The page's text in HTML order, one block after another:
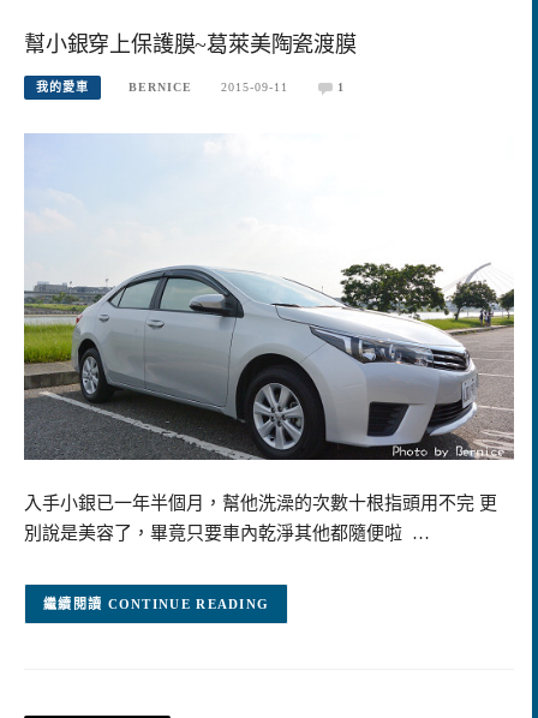
幫小銀穿上保護膜~葛萊美陶瓷渡膜
我的愛車 BERNICE 2015-09-11 1
入手小銀已一年半個月，幫他洗澡的次數十根指頭用不完 更
別說是美容了，畢竟只要車內乾淨其他都隨便啦 …
CONTINUE READING